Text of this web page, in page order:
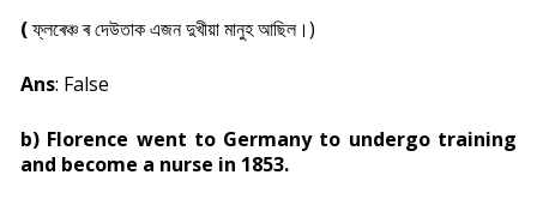
(ফ্লৰেঞ্চ ৰ দেউতাক এজন দুখীয়া মানুহ আছিল।)
Ans: False
b) Florence went to Germany to undergo training
and become a nurse in 1853.